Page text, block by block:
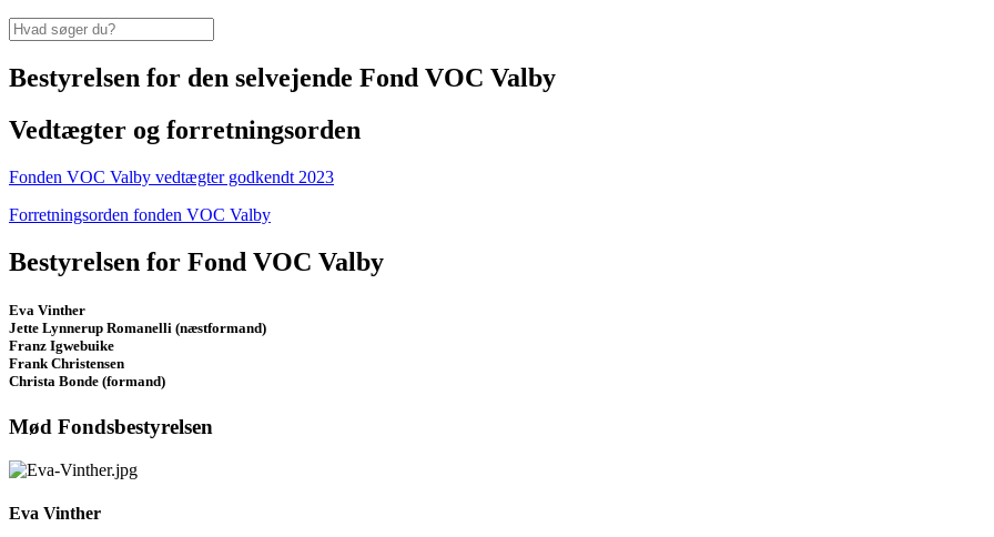
Bestyrelsen for den selvejende Fond VOC Valby
Vedtægter og forretningsorden
Fonden VOC Valby vedtægter godkendt 2023
Forretningsorden fonden VOC Valby
Bestyrelsen for Fond VOC Valby
Eva Vinther
Jette Lynnerup Romanelli (næstformand)
Franz Igwebuike
Frank Christensen
Christa Bonde (formand)
Mød Fondsbestyrelsen
Eva Vinther